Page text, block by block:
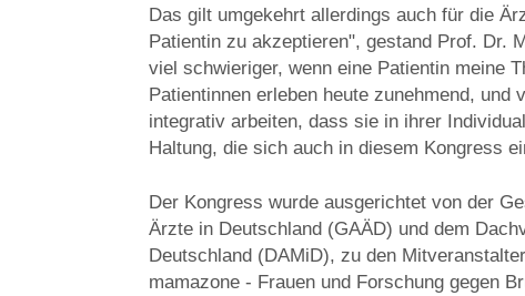
Das gilt umgekehrt allerdings auch für die
Patientin zu akzeptieren", gestand Prof. Dr.
viel schwieriger, wenn eine Patientin meine
Patientinnen erleben heute zunehmend, und
integrativ arbeiten, dass sie in ihrer
Haltung, die sich auch in diesem Kongress
Der Kongress wurde ausgerichtet von der
Ärzte in Deutschland (GAÄD) und dem
Deutschland (DAMiD), zu den
mamazone - Frauen und Forschung gegen